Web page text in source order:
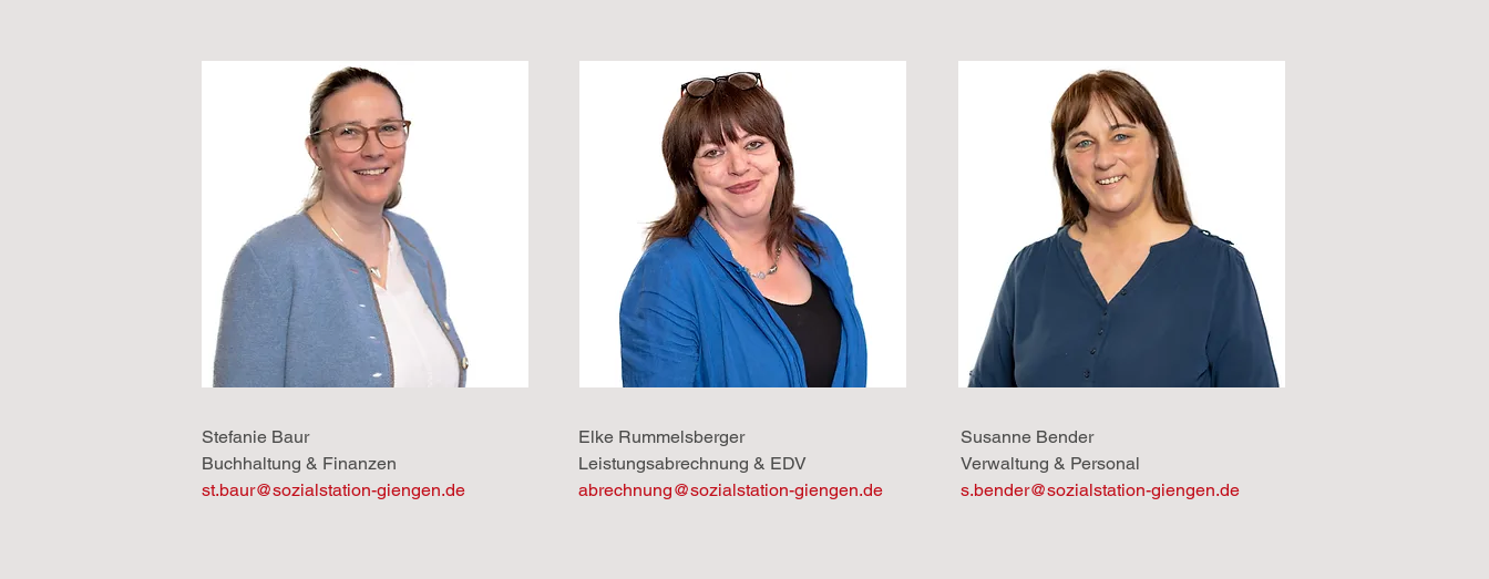
Stefanie Baur
Buchhaltung & Finanzen
st.baur@sozialstation-giengen.de
Elke Rummelsberger
Leistungsabrechnung & EDV
abrechnung@sozialstation-giengen.de
Susanne Bender
Verwaltung & Personal
s.bender@sozialstation-giengen.de